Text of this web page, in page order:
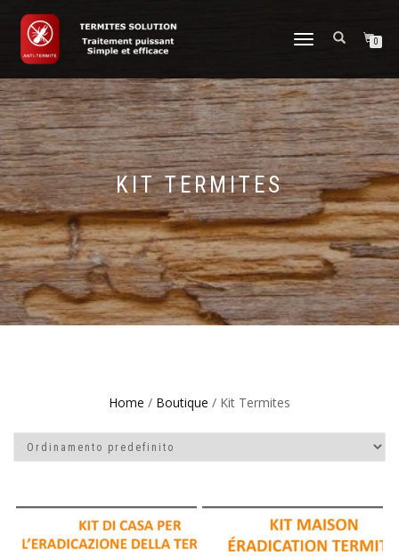
NAVIGAZIONE
0
KIT TERMITES
Home / Boutique / Kit Termites